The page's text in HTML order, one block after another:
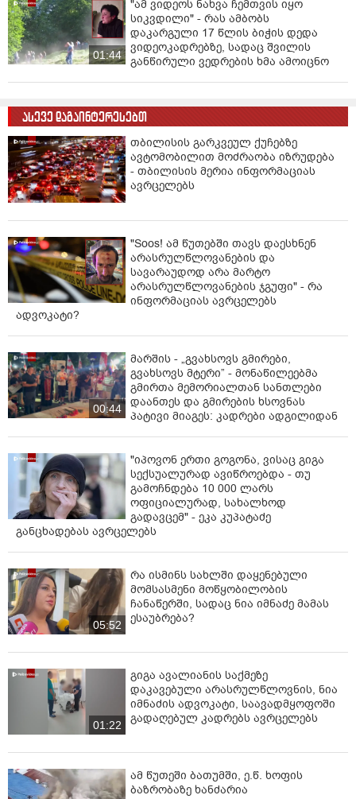
01:44
"ამ ვიდეოს ნახვა ჩემთვის იყო
სიკვდილი" - რას ამბობს
დაკარგული 17 წლის ბიჭის დედა
ვიდეოკადრებზე, სადაც შვილის
განწირული ვედრების ხმა ამოიცნო
ასევე დაგაინტერესებთ
თბილისის გარკვეულ ქუჩებზე
ავტომობილით მოძრაობა იზრუდება
- თბილისის მერია ინფორმაციას
ავრცელებს
"Soos! ამ წუთებში თავს დაესხნენ
არასრულწლოვანების და
სავარაუდოდ არა მარტო
არასრულწლოვანების ჯგუფი" - რა
ინფორმაციას ავრცელებს
ადვოკატი?
00:44
მარშის - „გვახსოვს გმირები,
გვახსოვს მტერი” - მონაწილეებმა
გმირთა მემორიალთან სანთლები
დაანთეს და გმირების ხსოვნას
პატივი მიაგეს: კადრები ადგილიდან
"იპოვონ ერთი გოგონა, ვისაც გიგა
სექსუალურად ავიწროებდა - თუ
გამოჩნდება 10 000 ლარს
ოფიციალურად, სახალხოდ
გადავცემ" - ეკა კუპატაძე
განცხადებას ავრცელებს
05:52
რა ისმინს სახლში დაყენებული
მომსასმენი მოწყობილობის
ჩანაწერში, სადაც ნია იმნაძე მამას
ესაუბრება?
01:22
გიგა ავალიანის საქმეზე
დაკავებული არასრულწლოვნის, ნია
იმნაძის ადვოკატი, საავადმყოფოში
გადაღებულ კადრებს ავრცელებს
ამ წუთეში ბათუმში, ე.წ. ხოფის
ბაზრობაზე ხანძარია